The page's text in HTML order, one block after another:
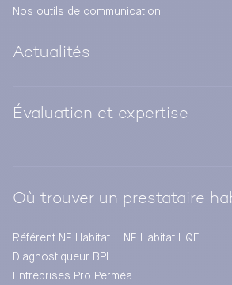
Nos outils de communication
Actualités
Évaluation et expertise
Où trouver un prestataire
Référent NF Habitat – NF Habitat HQE
Diagnostiqueur BPH
Entreprises Pro Perméa